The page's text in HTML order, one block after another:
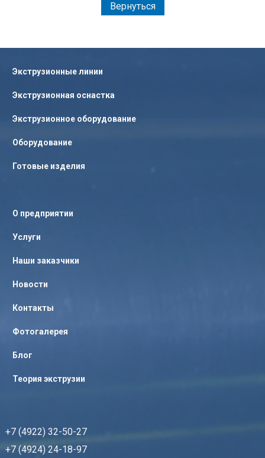
Вернуться
Экструзионные линии
Экструзионная оснастка
Экструзионное оборудование
Оборудование
Готовые изделия
О предприятии
Услуги
Наши заказчики
Новости
Контакты
Фотогалерея
Блог
Теория экструзии
+7 (4922) 32-50-27
+7 (4924) 24-18-97